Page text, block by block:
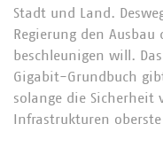
Stadt und Land.
Regierung den
beschleunigen will.
Gigabit-Grundbuch
solange die
Infrastrukturen